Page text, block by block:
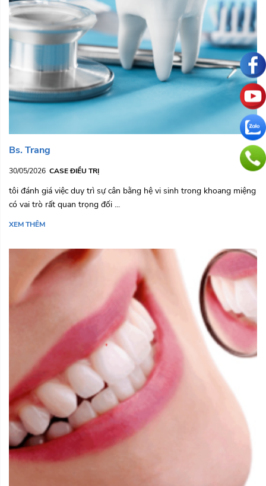
Bs. Trang
30/05/2026 CASE ĐIỀU TRỊ
tôi đánh giá việc duy trì sự cân bằng hệ vi sinh trong khoang miệng
có vai trò rất quan trọng đối ...
XEM THÊM